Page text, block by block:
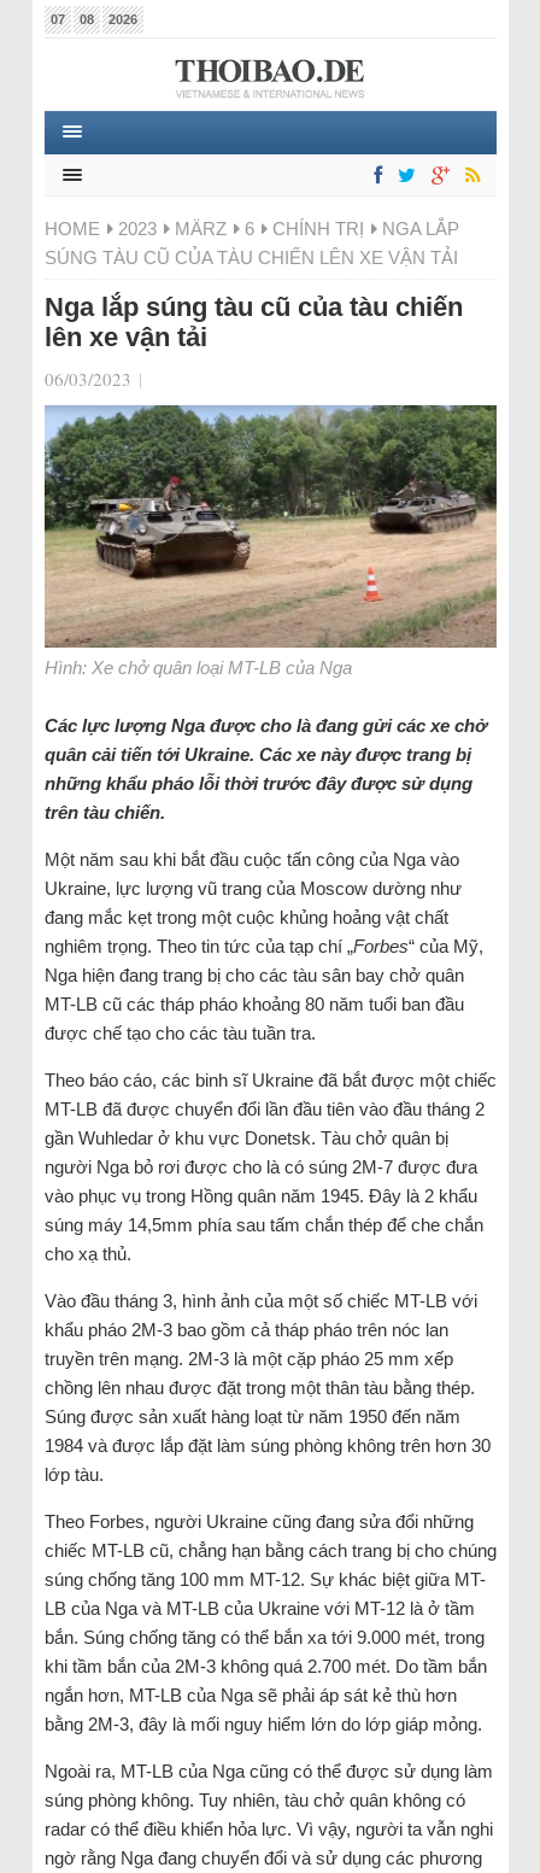
07 08 2026
HOME 2023 MÄRZ 6 CHÍNH TRỊ
NGA LẮP
SÚNG TÀU CŨ CỦA TÀU CHIẾN LÊN XE VẬN TẢI
Nga lắp súng tàu cũ của tàu chiến
lên xe vận tải
06/03/2023 |
Hình: Xe chở quân loại MT-LB của Nga
Các lực lượng Nga được cho là đang gửi các xe chở
quân cải tiến tới Ukraine. Các xe nàyđược trang bị
những khẩu pháo lỗi thời trước đây được sử dụng
trên tàu chiến.
Một năm sau khi bắt đầu cuộc tấn công của Nga vào
Ukraine, lực lượng vũ trang của Moscow dường như
đang mắc kẹt trong một cuộc khủng hoảng vật chất
nghiêm trọng. Theo tin tức của tạp chí „Forbes“ của Mỹ,
Nga hiện đang trang bị cho các tàu sân bay chở quân
MT-LB cũ các tháp pháo khoảng 80 năm tuổi ban đầu
được chế tạo cho các tàu tuần tra.
Theo báo cáo, các binh sĩ Ukraine đã bắt được một chiếc
MT-LB đã được chuyển đổi lần đầu tiên vào đầu tháng 2
gần Wuhledar ở khu vực Donetsk. Tàu chở quân bị
người Nga bỏ rơi được cho là có súng 2M-7 được đưa
vào phục vụ trong Hồng quân năm 1945. Đây là 2 khẩu
súng máy 14,5mm phía sau tấm chắn thép để che chắn
cho xạ thủ.
Vào đầu tháng 3, hình ảnh của một số chiếc MT-LB với
khẩu pháo 2M-3 bao gồm cả tháp pháo trên nóc lan
truyền trên mạng. 2M-3 là một cặp pháo 25 mm xếp
chồng lên nhau được đặt trong một thân tàu bằng thép.
Súng được sản xuất hàng loạt từ năm 1950 đến năm
1984 và được lắp đặt làm súng phòng không trên hơn 30
lớp tàu.
Theo Forbes, người Ukraine cũng đang sửa đổi những
chiếc MT-LB cũ, chẳng hạn bằng cách trang bị cho chúng
súng chống tăng 100 mm MT-12. Sự khác biệt giữa MT-
LB của Nga và MT-LB của Ukraine với MT-12 là ở tầm
bắn. Súng chống tăng có thể bắn xa tới 9.000 mét, trong
khi tầm bắn của 2M-3 không quá 2.700 mét. Do tầm bắn
ngắn hơn, MT-LB của Nga sẽ phải áp sát kẻ thù hơn
bằng 2M-3, đây là mối nguy hiểm lớn do lớp giáp mỏng.
Ngoài ra, MT-LB của Nga cũng có thể được sử dụng làm
súng phòng không. Tuy nhiên, tàu chở quân không có
radar có thể điều khiển hỏa lực. Vì vậy, người ta vẫn nghi
ngờ rằng Nga đang chuyển đổi và sử dụng các phương